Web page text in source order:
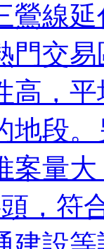
鶯線
門交
高，
地段
案量
，符